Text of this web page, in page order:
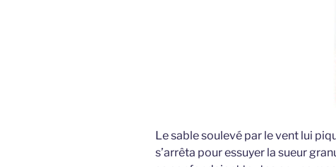
Le sable soulevé par le vent lui
s’arrêta pour essuyer la sueur